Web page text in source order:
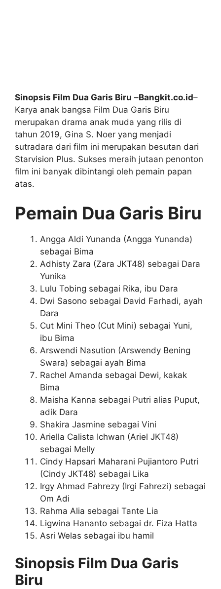
Sinopsis Film Dua Garis Biru –Bangkit.co.id–
Karya anak bangsa Film Dua Garis Biru
merupakan drama anak muda yang rilis di
tahun 2019, Gina S. Noer yang menjadi
sutradara dari film ini merupakan besutan dari
Starvision Plus. Sukses meraih jutaan penonton
film ini banyak dibintangi oleh pemain papan
atas.
Pemain Dua Garis Biru
Angga Aldi Yunanda (Angga Yunanda)
sebagai Bima
Adhisty Zara (Zara JKT48) sebagai Dara
Yunika
Lulu Tobing sebagai Rika, ibu Dara
Dwi Sasono sebagai David Farhadi, ayah
Dara
Cut Mini Theo (Cut Mini) sebagai Yuni,
ibu Bima
Arswendi Nasution (Arswendy Bening
Swara) sebagai ayah Bima
Rachel Amanda sebagai Dewi, kakak
Bima
Maisha Kanna sebagai Putri alias Puput,
adik Dara
Shakira Jasmine sebagai Vini
Ariella Calista Ichwan (Ariel JKT48)
sebagai Melly
Cindy Hapsari Maharani Pujiantoro Putri
(Cindy JKT48) sebagai Lika
Irgy Ahmad Fahrezy (Irgi Fahrezi) sebagai
Om Adi
Rahma Alia sebagai Tante Lia
Ligwina Hananto sebagai dr. Fiza Hatta
Asri Welas sebagai ibu hamil
Sinopsis Film Dua Garis
Biru